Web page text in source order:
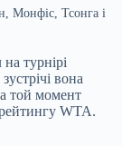
Монфіс, Тсонга і
турнірі
вона
той момент
WTA.